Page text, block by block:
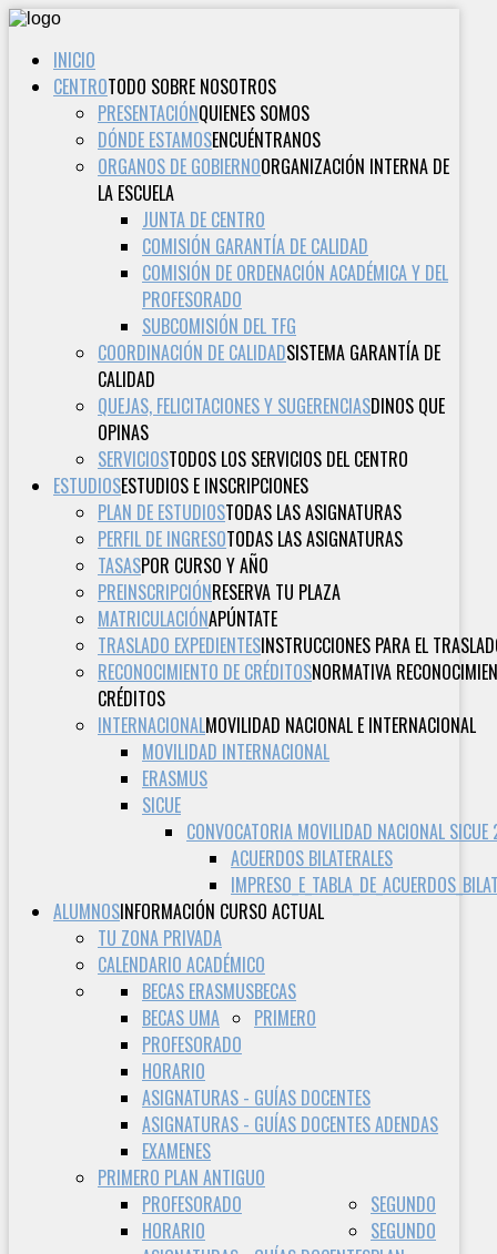
INICIO
CENTROTODO SOBRE NOSOTROS
PRESENTACIÓNQUIENES SOMOS
DÓNDE ESTAMOSENCUÉNTRANOS
ORGANOS DE GOBIERNOORGANIZACIÓN INTERNA DE
LA ESCUELA
JUNTA DE CENTRO
COMISIÓN GARANTÍA DE CALIDAD
COMISIÓN DE ORDENACIÓN ACADÉMICA Y DEL
PROFESORADO
SUBCOMISIÓN DEL TFG
COORDINACIÓN DE CALIDADSISTEMA GARANTÍA DE
CALIDAD
QUEJAS, FELICITACIONES Y SUGERENCIASDINOS QUE
OPINAS
SERVICIOSTODOS LOS SERVICIOS DEL CENTRO
ESTUDIOSESTUDIOS E INSCRIPCIONES
PLAN DE ESTUDIOSTODAS LAS ASIGNATURAS
PERFIL DE INGRESOTODAS LAS ASIGNATURAS
TASASPOR CURSO Y AÑO
PREINSCRIPCIÓNRESERVA TU PLAZA
MATRICULACIÓNAPÚNTATE
TRASLADO EXPEDIENTESINSTRUCCIONES PARA EL
RECONOCIMIENTO DE CRÉDITOSNORMATIVA
CRÉDITOS
INTERNACIONALMOVILIDAD NACIONAL E INTERNACIONAL
MOVILIDAD INTERNACIONAL
ERASMUS
SICUE
CONVOCATORIA MOVILIDAD NACIONAL
ACUERDOS BILATERALES
ALUMNOSINFORMACIÓN CURSO ACTUAL
TU ZONA PRIVADA
CALENDARIO ACADÉMICO
BECAS
BECAS ERASMUS
BECAS UMA
PRIMERO
PROFESORADO
HORARIO
ASIGNATURAS - GUÍAS DOCENTES
ASIGNATURAS - GUÍAS DOCENTES ADENDAS
EXAMENES
PRIMERO PLAN ANTIGUO
PROFESORADO
HORARIO
SEGUNDO
SEGUNDO